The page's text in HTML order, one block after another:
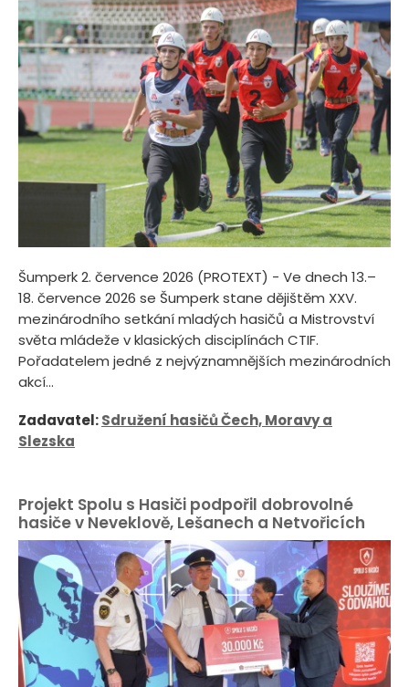
Šumperk 2. července 2026 (PROTEXT) - Ve dnech 13.–
18. července 2026 se Šumperk stane dějištěm XXV.
mezinárodního setkání mladých hasičů a Mistrovství
světa mládeže v klasických disciplínách CTIF.
Pořadatelem jedné z nejvýznamnějších mezinárodních
akcí...
Zadavatel:Sdružení hasičů Čech, Moravy a
Slezska
Projekt Spolu s Hasiči podpořil dobrovolné
hasiče v Neveklově, Lešanech a Netvořicích